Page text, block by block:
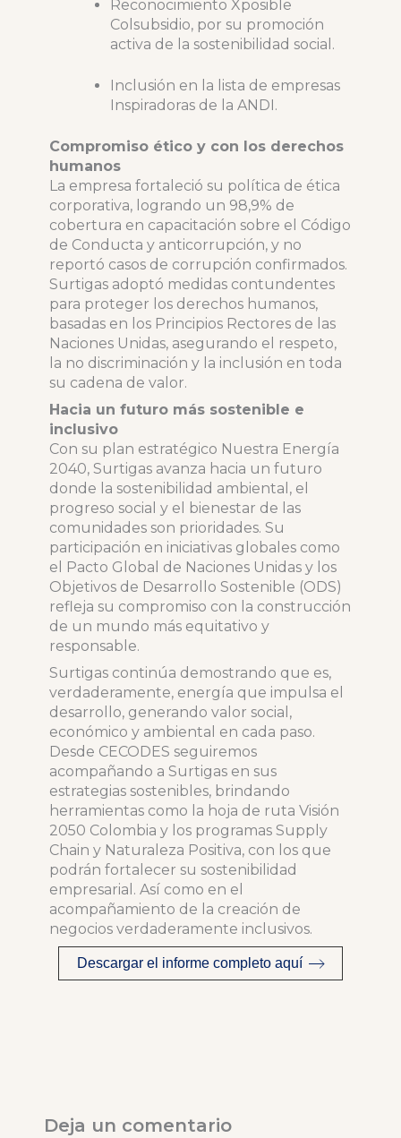
Reconocimiento Xposible
Colsubsidio, por su promoción
activa de la sostenibilidad social.
Inclusión en la lista de empresas
Inspiradoras de la ANDI.
Compromiso ético y con los derechos
humanos
La empresa fortaleció su política de ética
corporativa, logrando un 98,9% de
cobertura en capacitación sobre el Código
de Conducta y anticorrupción, y no
reportó casos de corrupción confirmados.
Surtigas adoptó medidas contundentes
para proteger los derechos humanos,
basadas en los Principios Rectores de las
Naciones Unidas, asegurando el respeto,
la no discriminación y la inclusión en toda
su cadena de valor.
Hacia un futuro más sostenible e
inclusivo
Con su plan estratégico Nuestra Energía
2040, Surtigas avanza hacia un futuro
donde la sostenibilidad ambiental, el
progreso social y el bienestar de las
comunidades son prioridades. Su
participación en iniciativas globales como
el Pacto Global de Naciones Unidas y los
Objetivos de Desarrollo Sostenible (ODS)
refleja su compromiso con la construcción
de un mundo más equitativo y
responsable.
Surtigas continúa demostrando que es,
verdaderamente, energía que impulsa el
desarrollo, generando valor social,
económico y ambiental en cada paso.
Desde CECODES seguiremos
acompañando a Surtigas en sus
estrategias sostenibles, brindando
herramientas como la hoja de ruta Visión
2050 Colombia y los programas Supply
Chain y Naturaleza Positiva, con los que
podrán fortalecer su sostenibilidad
empresarial. Así como en el
acompañamiento de la creación de
negocios verdaderamente inclusivos.
Descargar el informe completo aquí
Deja un comentario